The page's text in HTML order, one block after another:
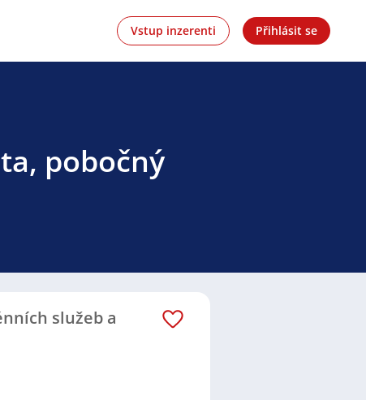
Vstup inzerenti Přihlásit se
pobočný
služeb a